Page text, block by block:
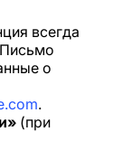
всегда
о
.
(при